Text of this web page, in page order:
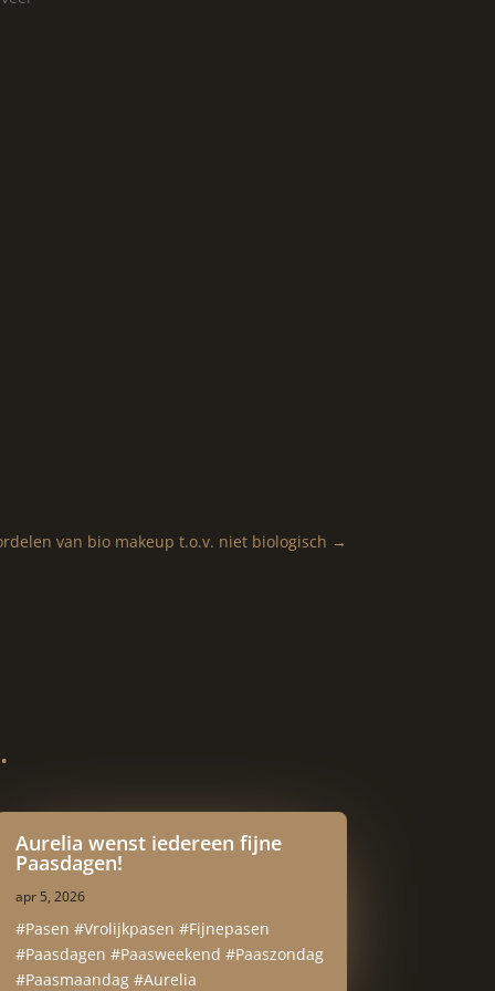
van bio makeup t.o.v. niet biologisch →
Aurelia wenst iedereen fijne
Paasdagen!
apr 5, 2026
#Pasen #Vrolijkpasen #Fijnepasen
#Paasdagen #Paasweekend #Paaszondag
#Paasmaandag #Aurelia